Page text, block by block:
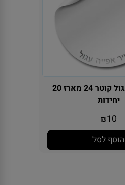
נייר אפיה עגול קוטר 24 מארז 20
יחידות
₪10
הוסף לסל